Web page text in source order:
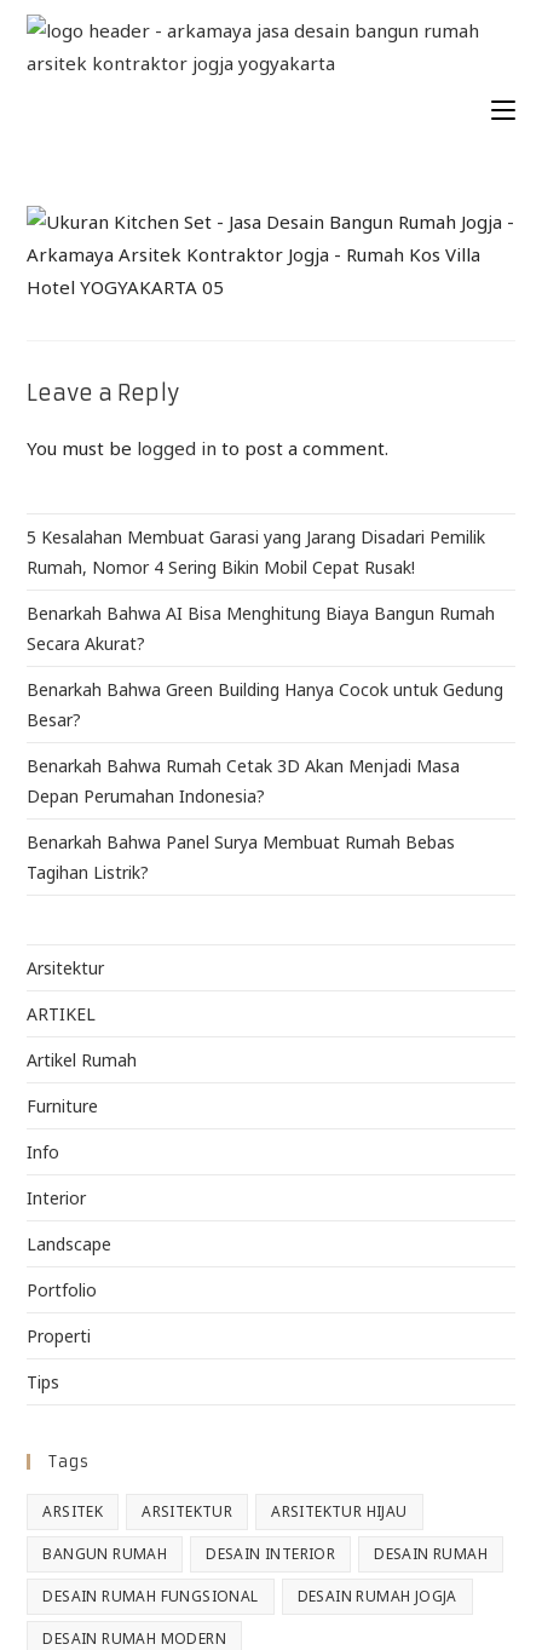
Leave a Reply
You must be logged in to post a comment.
5 Kesalahan Membuat Garasi yang Jarang Disadari Pemilik
Rumah, Nomor 4 Sering Bikin Mobil Cepat Rusak!
Benarkah Bahwa AI Bisa Menghitung Biaya Bangun Rumah
Secara Akurat?
Benarkah Bahwa Green Building Hanya Cocok untuk Gedung
Besar?
Benarkah Bahwa Rumah Cetak 3D Akan Menjadi Masa
Depan Perumahan Indonesia?
Benarkah Bahwa Panel Surya Membuat Rumah Bebas
Tagihan Listrik?
Arsitektur
ARTIKEL
Artikel Rumah
Furniture
Info
Interior
Landscape
Portfolio
Properti
Tips
Tags
ARSITEK ARSITEKTUR ARSITEKTUR HIJAU
BANGUN RUMAH DESAIN INTERIOR DESAIN RUMAH
DESAIN RUMAH FUNGSIONAL DESAIN RUMAH JOGJA
DESAIN RUMAH MODERN